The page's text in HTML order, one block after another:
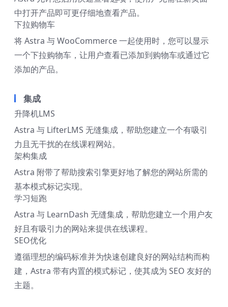
中打开产品即可更仔细地查看产品。
下拉购物车
将 Astra 与 WooCommerce 一起使用时，您可以显示
一个下拉购物车，让用户查看已添加到购物车或通过它
添加的产品。
集成
升降机LMS
Astra 与 LifterLMS 无缝集成，帮助您建立一个有吸引
力且无干扰的在线课程网站。
架构集成
Astra 附带了帮助搜索引擎更好地了解您的网站所需的
基本模式标记实现。
学习短跑
Astra 与 LearnDash 无缝集成，帮助您建立一个用户友
好且有吸引力的网站来提供在线课程。
SEO优化
遵循理想的编码标准并为快速创建良好的网站结构而构
建，Astra 带有内置的模式标记，使其成为 SEO 友好的
主题。